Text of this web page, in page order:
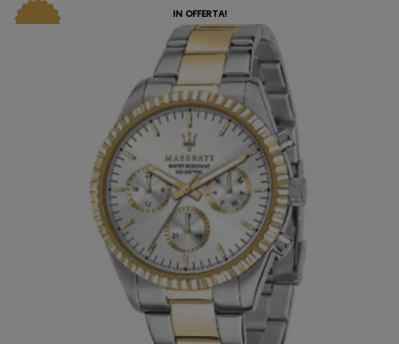
IN OFFERTA!